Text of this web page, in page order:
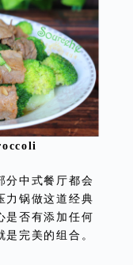
中式餐厅都会
力锅做这道经典
是否有添加任何
完美的组合。